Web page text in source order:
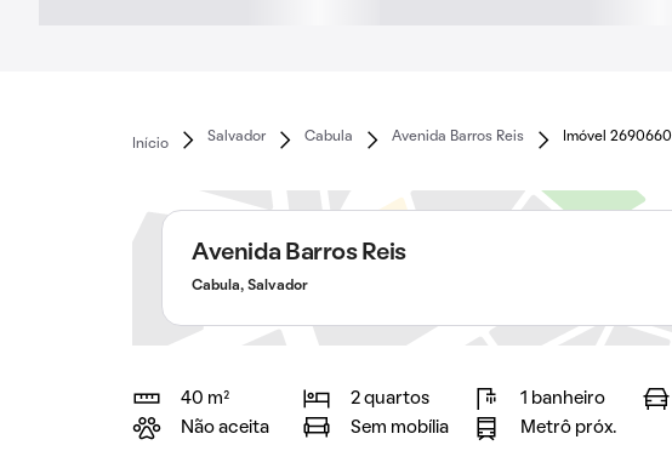
Início
Salvador Cabula Avenida Barros Reis Imóvel 2690660
Avenida Barros Reis
Cabula, Salvador
40 m² 2 quartos 1 banheiro
Não aceita
Sem mobília Metrô próx.